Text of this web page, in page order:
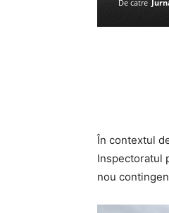
De catre
În contextul
Inspectoratul
nou